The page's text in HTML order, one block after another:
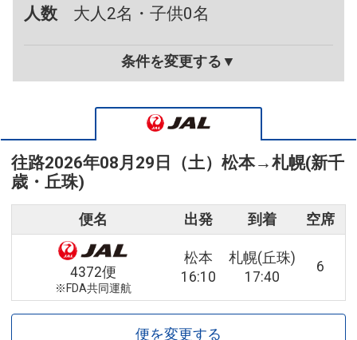
人数
大人2名・子供0名
条件を変更する▼
往路2026年08月29日（土） 松本→札幌(新千
歳・丘珠)
便名 出発 到着 空席
4372便
※FDA共同運航
松本
16:10
札幌(丘珠)
17:40
6
便を変更する